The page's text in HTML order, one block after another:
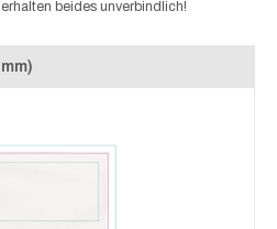
beides unverbindlich!